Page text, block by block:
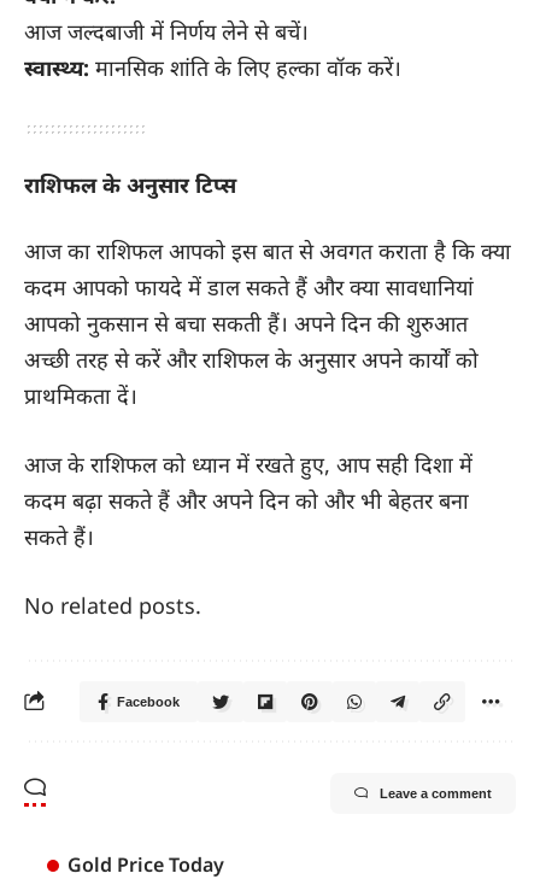
आज जल्दबाजी में निर्णय लेने से बचें।
स्वास्थ्य: मानसिक शांति के लिए हल्का वॉक करें।
राशिफल के अनुसार टिप्स
आज का राशिफल आपको इस बात से अवगत कराता है कि क्या
कदम आपको फायदे में डाल सकते हैं और क्या सावधानियां
आपको नुकसान से बचा सकती हैं। अपने दिन की शुरुआत
अच्छी तरह से करें और राशिफल के अनुसार अपने कार्यों को
प्राथमिकता दें।
आज के राशिफल को ध्यान में रखते हुए, आप सही दिशा में
कदम बढ़ा सकते हैं और अपने दिन को और भी बेहतर बना
सकते हैं।
No related posts.
Facebook
Leave a comment
Gold Price Today